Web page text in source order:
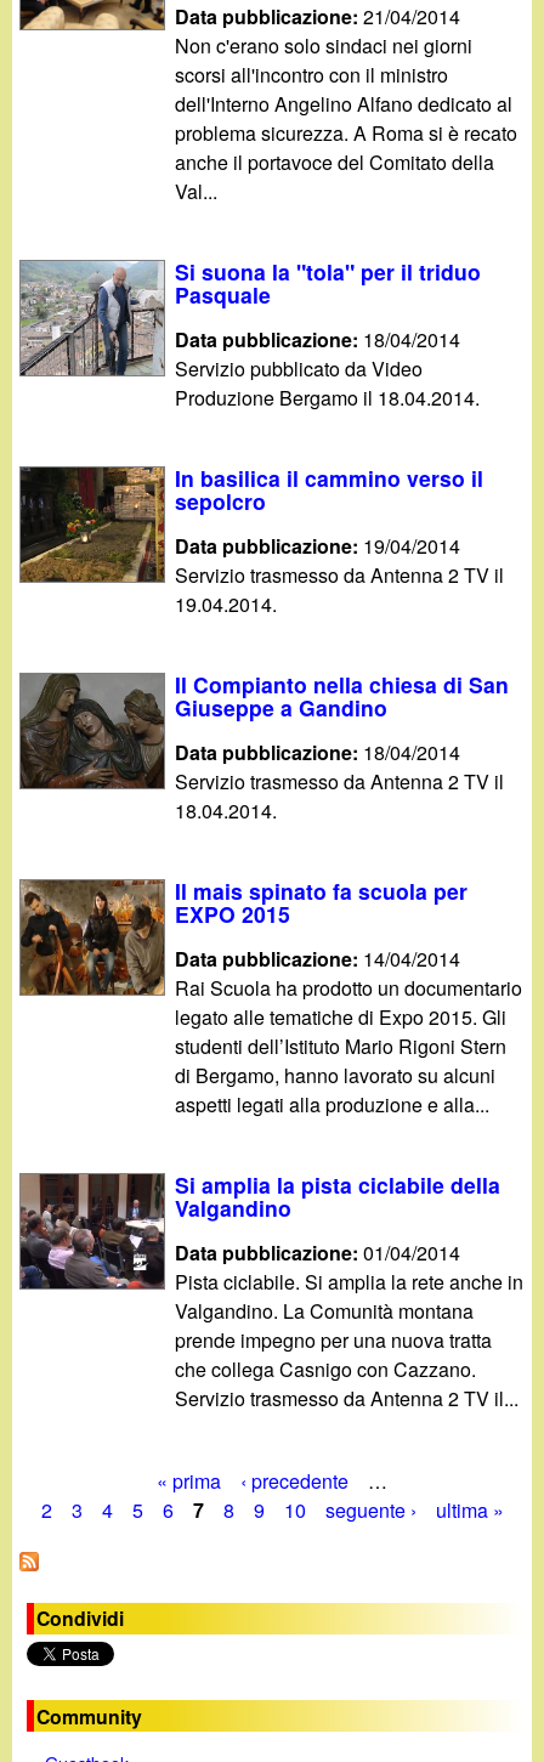
Data pubblicazione:21/04/2014
Non c'erano solo sindaci nei giorni
scorsi all'incontro con il ministro
dell'Interno Angelino Alfano dedicato al
problema sicurezza. A Roma si è recato
anche il portavoce del Comitato della
Val...
Si suona la "tola" per il triduo
Pasquale
Data pubblicazione: 18/04/2014
Servizio pubblicato da Video
Produzione Bergamo il 18.04.2014.
In basilica il cammino verso il
sepolcro
Data pubblicazione: 19/04/2014
Servizio trasmesso da Antenna 2 TV il
19.04.2014.
Il Compianto nella chiesa di San
Giuseppe a Gandino
Data pubblicazione: 18/04/2014
Servizio trasmesso da Antenna 2 TV il
18.04.2014.
Il mais spinato fa scuola per
EXPO 2015
Data pubblicazione: 14/04/2014
Rai Scuola ha prodotto un documentario
legato alle tematiche di Expo 2015. Gli
studenti dell’Istituto Mario Rigoni Stern
di Bergamo, hanno lavorato su alcuni
aspetti legati alla produzione e alla...
Si amplia la pista ciclabile della
Valgandino
Data pubblicazione:01/04/2014
Pista ciclabile. Si amplia la rete anche in
Valgandino. La Comunità montana
prende impegno per una nuova tratta
che collega Casnigo con Cazzano.
Servizio trasmesso da Antenna 2 TV il...
a
g
i
n
e
« prima ‹ precedente
…
2
3 4 5 6 7 8 9 10 seguente › ultima »
Condividi
Community